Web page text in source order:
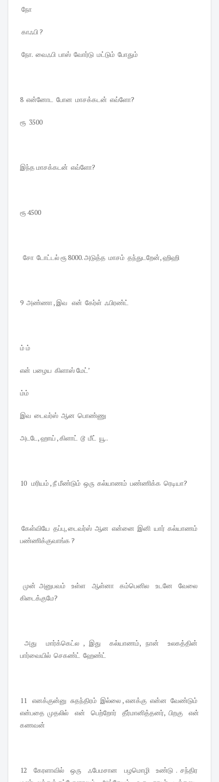
நோ
காஃபி ?
நோ. வைஃபி பாஸ் வோர்டு மட்டும் போதும்
8 என்னோட போன மாசக்கடன் எவ்ளோ?
ரூ 3500
இந்த மாசக்கடன் எவ்ளோ?
ரூ 4500
சோ டோட்டல் ரூ 8000. அடுத்த மாசம் தந்துடறேன், ஹிஹி
9 அண்ணா , இவ என் கேர்ள் ஃபிரண்ட்
ம் ம்
என் பழைய கிளாஸ் மேட்’
ம்ம்
இவ டைவர்ஸ் ஆன பொண்ணு
அடடே, ஹாய் , கிளாட் டூ மீட் யூ..
10 மரியம் , நீ மீண்டும் ஒரு கல்யாணம் பண்ணிக்க ரெடியா?
கேள்வியே தப்பு, டைவர்ஸ் ஆன என்னை இனி யார் கல்யாணம்
பண்ணிக்குவாங்க ?
முன் அனுபவம் உள்ள ஆள்னா கம்பெனில உடனே வேலை
கிடைக்குமே?
அது மார்க்கெட்ல , இது கல்யாணம், நான் உலகத்தின்
பார்வையில் செகண்ட் ஹேண்ட்
11 எனக்குன்னு சுதந்திரம் இல்லை , எனக்கு என்ன வேண்டும்
என்பதை முதலில் என் பெற்றோர் தீர்மானித்தனர், பிறகு என்
கணவன்
12 கேரளாவில் ஒரு ஃபேமசான பழமொழி உண்டு . சந்திர